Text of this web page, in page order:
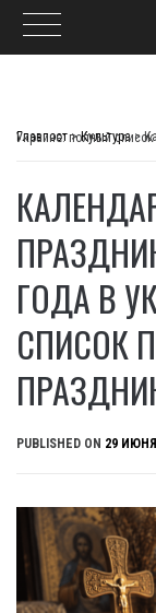
Главпост>Культура>
Календарь церковных праздников на июль 2026
ГОДА В
СПИСОК
PUBLISHED ON 29